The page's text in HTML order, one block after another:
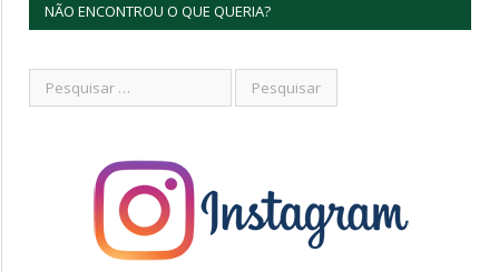
NÃO ENCONTROU O QUE QUERIA?